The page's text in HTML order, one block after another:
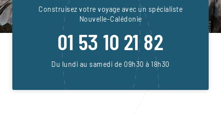
Construisez votre voyage avec un spécialiste
Nouvelle-Calédonie
01 53 10 21 82
Du lundi au samedi de 09h30 à 18h30